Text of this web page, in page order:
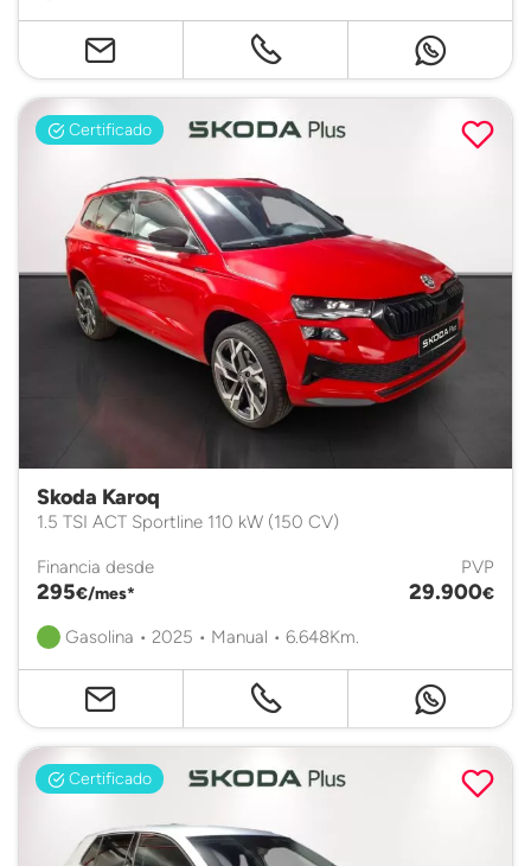
Certificado
Skoda Karoq
1.5 TSI ACT Sportline 110 kW (150 CV)
Financia desde
295€/mes*
PVP
29.900€
Gasolina • 2025 • Manual • 6.648Km.
Certificado